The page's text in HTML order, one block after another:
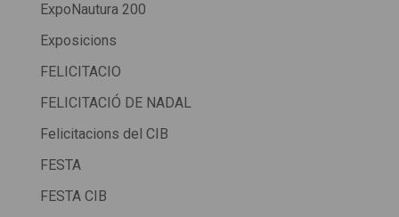
ExpoNautura 200
Exposicions
FELICITACIO
FELICITACIÓ DE NADAL
Felicitacions del CIB
FESTA
FESTA CIB